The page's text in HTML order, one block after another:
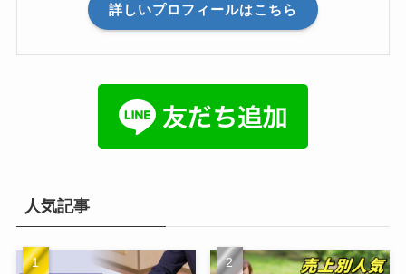
詳しいプロフィールはこちら
人気記事